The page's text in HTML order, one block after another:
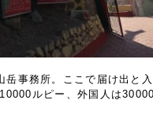
事務所。ここで届け出と
ルピー、外国人は